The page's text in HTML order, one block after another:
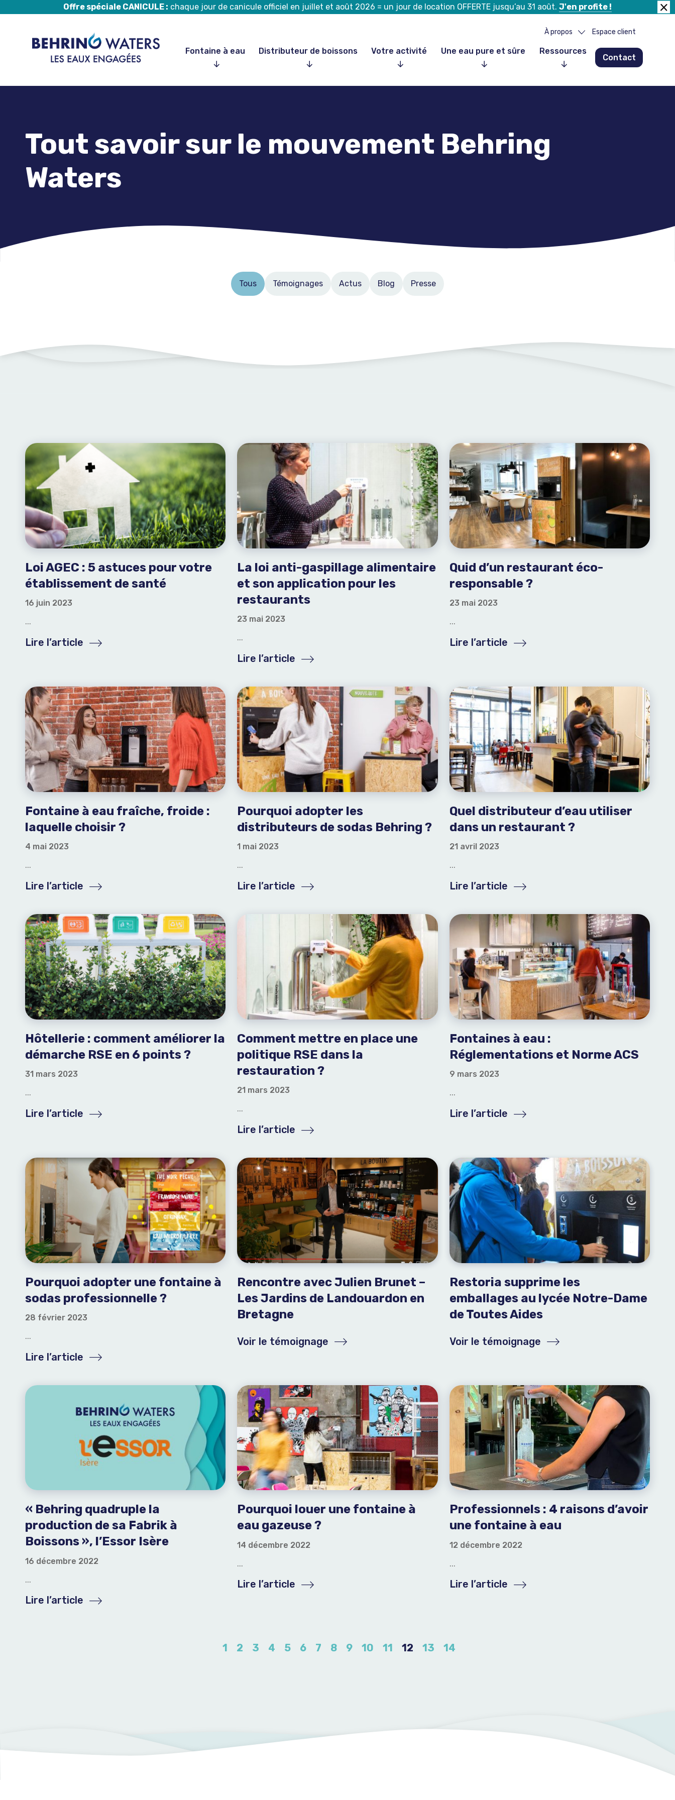
Offre spéciale CANICULE : chaque jour de canicule officiel en juillet et août 2026 = un jour de location OFFERTE jusqu’au 31 août. J'en profite !
À propos
Nous rejoindre
Espace client
Fontaine à eau Distributeur de boissons Votre activité Une eau pure et sûre Ressources
Contact
Tout savoir sur le mouvement Behring
Waters
Tous Témoignages Actus Blog Presse
Loi AGEC : 5 astuces pour votre
établissement de santé
16 juin 2023
...
Lire l’article
La loi anti-gaspillage alimentaire
et son application pour les
restaurants
23 mai 2023
...
Lire l’article
Quid d’un restaurant éco-
responsable ?
23 mai 2023
...
Lire l’article
Fontaine à eau fraîche, froide :
laquelle choisir ?
4 mai 2023
...
Lire l’article
Pourquoi adopter les
distributeurs de sodas Behring ?
1 mai 2023
...
Lire l’article
Quel distributeur d’eau utiliser
dans un restaurant ?
21 avril 2023
...
Lire l’article
Hôtellerie : comment améliorer la
démarche RSE en 6 points ?
31 mars 2023
...
Lire l’article
Comment mettre en place une
politique RSE dans la
restauration ?
21 mars 2023
...
Lire l’article
Fontaines à eau :
Réglementations et Norme ACS
9 mars 2023
...
Lire l’article
Pourquoi adopter une fontaine à
sodas professionnelle ?
28 février 2023
...
Lire l’article
Rencontre avec Julien Brunet –
Les Jardins de Landouardon en
Bretagne
Voir le témoignage
Restoria supprime les
emballages au lycée Notre-Dame
de Toutes Aides
Voir le témoignage
« Behring quadruple la
production de sa Fabrik à
Boissons », l’Essor Isère
16 décembre 2022
...
Lire l’article
Pourquoi louer une fontaine à
eau gazeuse ?
14 décembre 2022
...
Lire l’article
Professionnels : 4 raisons d’avoir
une fontaine à eau
12 décembre 2022
...
Lire l’article
1 2 3 4 5 6 7 8 9 10 11 12 13 14